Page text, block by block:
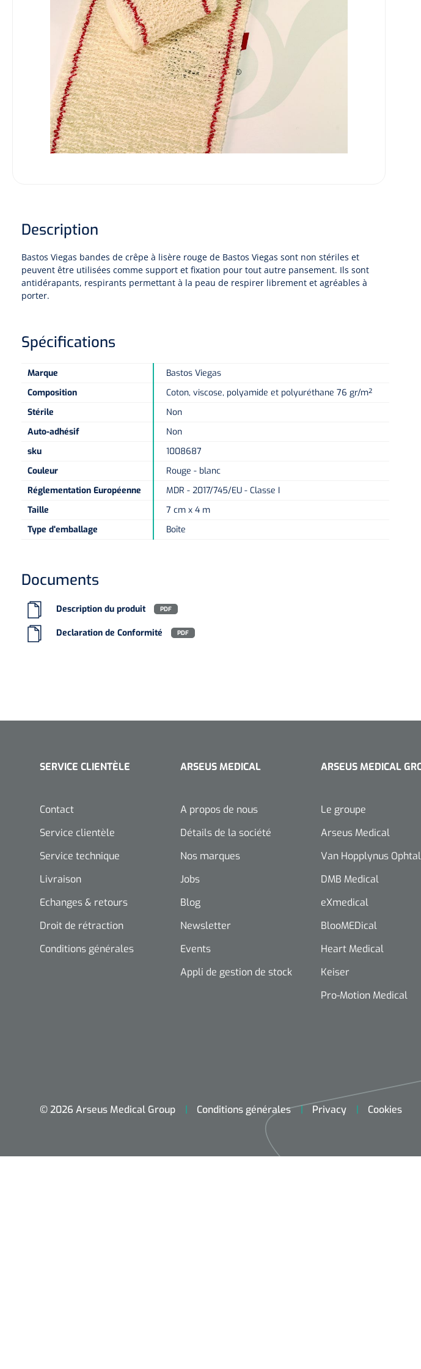
Hygiène & Désinfection
Soins d'incontinence
Matériel d'injection
Infrastructure
Instruments
Monitoring
Soins des plaies
Description
Bastos Viegas bandes de crêpe à lisère rouge de Bastos Viegas sont non stériles et
peuvent être utilisées comme support et fixation pour tout autre pansement. Ils sont
antidérapants, respirants permettant à la peau de respirer librement et agréables à
porter.
Spécifications
Marque
Bastos Viegas
Composition
Coton, viscose, polyamide et polyuréthane 76 gr/m²
Stérile
Non
Auto-adhésif
Non
sku
1008687
Couleur
Rouge - blanc
Réglementation Européenne
MDR - 2017/745/EU - Classe I
Taille
7 cm x 4 m
Type d'emballage
Boîte
Documents
Description du produit PDF
Declaration de Conformité PDF
SERVICE CLIENTÈLE
Contact
Service clientèle
Service technique
Livraison
Echanges & retours
Droit de rétraction
Conditions générales
ARSEUS MEDICAL
A propos de nous
Détails de la société
Nos marques
Jobs
Blog
Newsletter
Events
Appli de gestion de stock
ARSEUS MEDICAL
Le groupe
Arseus Medical
Van Hopplynus
DMB Medical
eXmedical
BlooMEDical
Heart Medical
Keiser
Pro-Motion Medical
© 2026 Arseus Medical Group Conditions générales Privacy Cookies